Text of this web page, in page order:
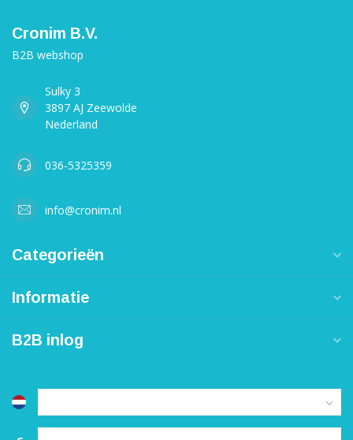
Cronim B.V.
B2B webshop
Sulky 3
3897 AJ Zeewolde
Nederland
036-5325359
info@cronim.nl
Categorieën
Informatie
B2B inlog